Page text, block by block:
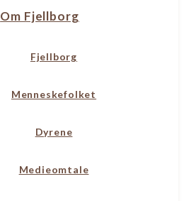
Om Fjellborg
Fjellborg
Menneskefolket
Dyrene
Medieomtale